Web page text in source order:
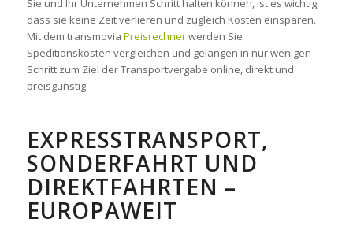
dass sie keine Zeit verlieren und zugleich Kosten einsparen.
Mit dem transmovia Preisrechnerwerden Sie
Speditionskosten vergleichen und gelangen in nur wenigen
Schritt zum Ziel der Transportvergabe online, direkt und
preisgünstig.
EXPRESSTRANSPORT,
SONDERFAHRT UND
DIREKTFAHRTEN –
EUROPAWEIT